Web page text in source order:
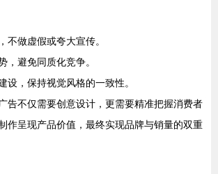
不做虚假或夸大宣传。
，避免同质化竞争。
设，保持视觉风格的一致性。
告不仅需要创意设计，更需要精准把握消费者
作呈现产品价值，最终实现品牌与销量的双重